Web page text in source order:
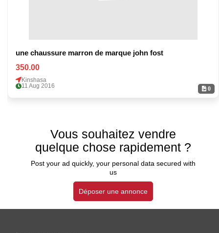
0
une chaussure marron de marque john fost
350.00
Kinshasa
11 Aug 2016
Vous souhaitez vendre
quelque chose rapidement ?
Post your ad quickly, your personal data secured with
us
Déposer une annonce